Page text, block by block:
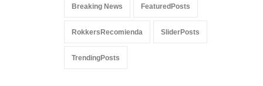
Breaking News FeaturedPosts
RokkersRecomienda SliderPosts
TrendingPosts